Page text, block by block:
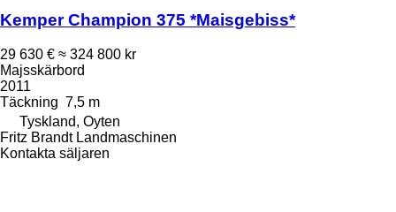
Kemper Champion 375 *Maisgebiss*
29 630 € ≈ 324 800 kr
Majsskärbord
2011
Täckning 7,5 m
Tyskland, Oyten
Fritz Brandt Landmaschinen
Kontakta säljaren